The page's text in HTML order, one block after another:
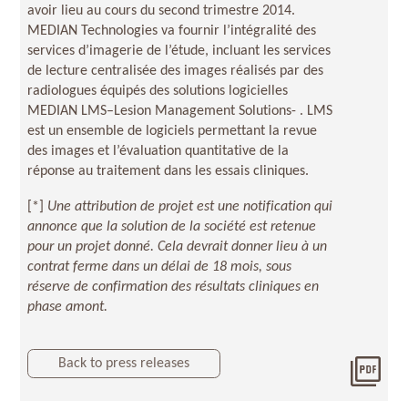
avoir lieu au cours du second trimestre 2014.
MEDIAN Technologies va fournir l’intégralité des
services d’imagerie de l’étude, incluant les services
de lecture centralisée des images réalisés par des
radiologues équipés des solutions logicielles
MEDIAN LMS–Lesion Management Solutions- . LMS
est un ensemble de logiciels permettant la revue
des images et l’évaluation quantitative de la
réponse au traitement dans les essais cliniques.
[*] Une attribution de projet est une notification qui
annonce que la solution de la société est retenue
pour un projet donné. Cela devrait donner lieu à un
contrat ferme dans un délai de 18 mois, sous
réserve de confirmation des résultats cliniques en
phase amont.
Back to press releases